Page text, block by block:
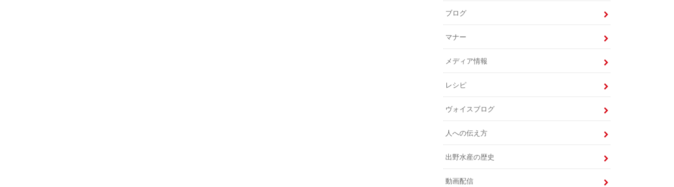
ブログ
マナー
メディア情報
レシピ
ヴォイスブログ
人への伝え方
出野水産の歴史
動画配信